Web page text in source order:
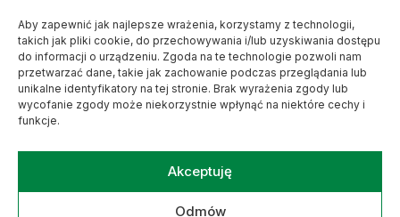
Aby zapewnić jak najlepsze wrażenia, korzystamy z technologii,
takich jak pliki cookie, do przechowywania i/lub uzyskiwania dostępu
do informacji o urządzeniu. Zgoda na te technologie pozwoli nam
przetwarzać dane, takie jak zachowanie podczas przeglądania lub
unikalne identyfikatory na tej stronie. Brak wyrażenia zgody lub
wycofanie zgody może niekorzystnie wpłynąć na niektóre cechy i
funkcje.
Akceptuję
Odmów
COPYRIGHT © 2023 BY BANK SPÓŁDZIELCZY W ZAWADZKIEM /
POWRÓT DO GÓRY